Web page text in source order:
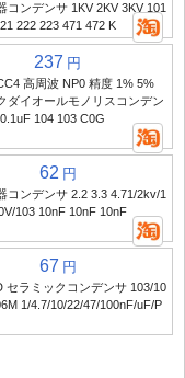
コンデンサ 1KV 2KV 3KV 101
222 223 471 472 K
237 円
高周波 NP0 精度 1% 5%
ダイオールモノリスコンデン
104 103 C0G
62 円
コンデンサ 2.2 3.3 4.71/2kv/1
103 10nF 10nF 10nF
67 円
セラミックコンデンサ 103/10
1/4.7/10/22/47/100nF/uF/P